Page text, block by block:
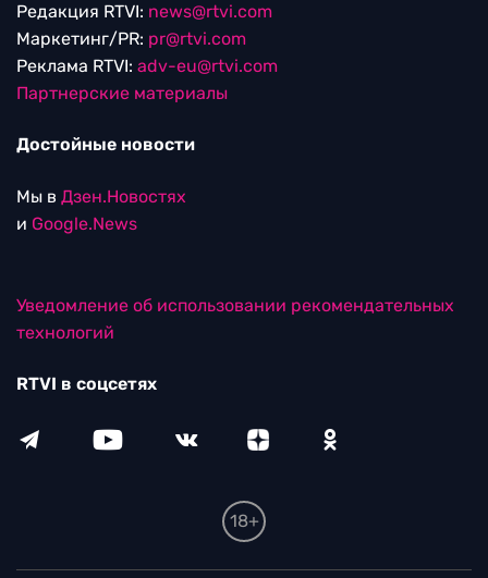
Редакция RTVI: news@rtvi.com
Маркетинг/PR: pr@rtvi.com
Реклама RTVI: adv-eu@rtvi.com
Партнерские материалы
Достойные новости
Мы в Дзен.Новостях
и Google.News
Уведомление об использовании рекомендательных
технологий
RTVI в соцсетях
18+